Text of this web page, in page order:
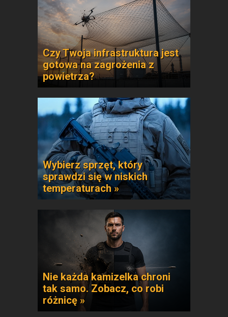
Czy Twoja infrastruktura jest
gotowa na zagrożenia z
powietrza?
Wybierz sprzęt, który
sprawdzi się w niskich
temperaturach »
Nie każda kamizelka chroni
tak samo. Zobacz, co robi
różnicę »